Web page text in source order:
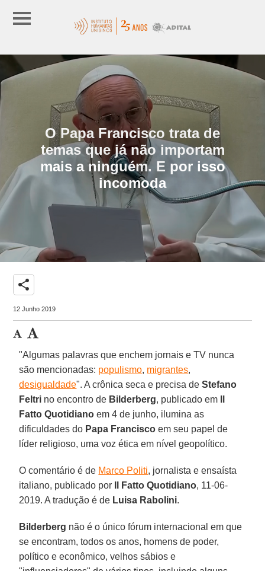
O Papa Francisco trata de
temas que já não importam
mais a ninguém. E por isso
incomoda
share
12 Junho 2019
"Algumas palavras que enchem jornais e TV nunca
são mencionadas: populismo, migrantes,
desigualdade". A crônica seca e precisa deStefano
Feltri no encontro de Bilderberg, publicado em
Fatto Quotidiano em 4 de junho, ilumina as
dificuldades do Papa Francisco em seu papel de
líder religioso, uma voz ética em nível geopolítico.
O comentário é de Marco Politi, jornalista e ensaísta
italiano, publicado por
Il Fatto Quotidiano, 11-06-
2019. A tradução é de Luisa Rabolini.
Bilderberg não é o único fórum internacional em que
se encontram, todos os anos, homens de poder,
político e econômico, velhos sábios e